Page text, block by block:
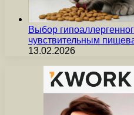
Выбор
чувствительным
13.02.2026